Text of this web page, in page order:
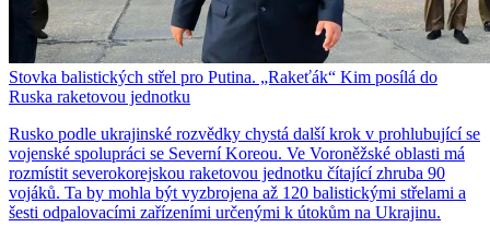
Stovka balistických střel pro Putina. „Rakeťák“ Kim posílá do
Ruska raketovou jednotku
Rusko podle ukrajinské rozvědky chystá další krok v prohlubující se
vojenské spolupráci se Severní Koreou. Ve Voroněžské oblasti má
rozmístit severokorejskou raketovou jednotku čítající zhruba 90
vojáků. Ta by mohla být vyzbrojena až 120 balistickými střelami a
šesti odpalovacími zařízeními určenými k útokům na Ukrajinu.